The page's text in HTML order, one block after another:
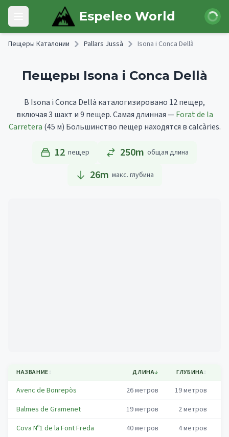
Skip to main content
Open main menu Espeleo World Войти
Пещеры Каталонии Pallars Jussà Isona i Conca Dellà
Пещеры Isona i Conca Dellà
В Isona i Conca Dellà каталогизировано 12 пещер,
включая 3 шахт и 9 пещер.Самая длинная —Forat de la
Carretera (45 м) Большинство пещер находятся в calcàries.
12 пещер 250m общая длина
26m макс. глубина
НАЗВАНИЕ↕ ДЛИНА↓ ГЛУБИНА↕
Avenc de Bonrepòs 26метров 19метров
Balmes de Gramenet
19метров 2метров
Cova Nº1 de la Font Freda
40метров 4метров